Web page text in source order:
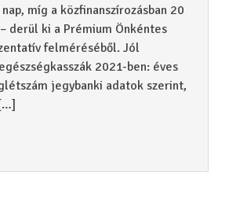
míg a közfinanszírozásban 20
derül ki a Prémium Önkéntes
felméréséből. Jól
2021-ben: éves
jegybanki adatok szerint,